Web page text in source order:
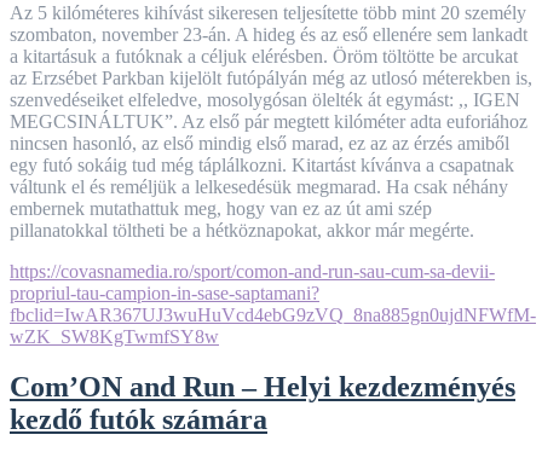
Az 5 kilóméteres kihívást sikeresen teljesítette több mint 20 személy
szombaton, november 23-án. A hideg és az eső ellenére sem lankadt
a kitartásuk a futóknak a céljuk elérésben. Öröm töltötte be arcukat
az Erzsébet Parkban kijelölt futópályán még az utlosó méterekben is,
szenvedéseiket elfeledve, mosolygósan ölelték át egymást: ,, IGEN
MEGCSINÁLTUK”. Az első pár megtett kilóméter adta euforiához
nincsen hasonló, az első mindig első marad, ez az az érzés amiből
egy futó sokáig tud még táplálkozni. Kitartást kívánva a csapatnak
váltunk el és reméljük a lelkesedésük megmarad. Ha csak néhány
embernek mutathattuk meg, hogy van ez az út ami szép
pillanatokkal töltheti be a hétköznapokat, akkor már megérte.
https://covasnamedia.ro/sport/comon-and-run-sau-cum-sa-devii-
propriul-tau-campion-in-sase-saptamani?
fbclid=IwAR367UJ3wuHuVcd4ebG9zVQ_8na885gn0ujdNFWfM-
wZK_SW8KgTwmfSY8w
Com’ON and Run – Helyi kezdezményés
kezdő futók számára